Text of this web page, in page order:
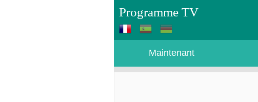
Programme TV
Maintenant